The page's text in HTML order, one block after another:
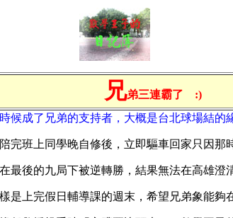
兄弟三連霸了 :)
候成了兄弟的支持者，大概是台北球場結的
完班上同學晚自修後，立即驅車回家只因那
最後的九局下被逆轉勝，結果無法在高雄澄
完假日輔導課的週末，希望兄弟象能夠